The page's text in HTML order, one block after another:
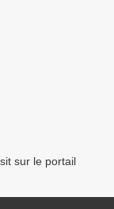
sur le portail